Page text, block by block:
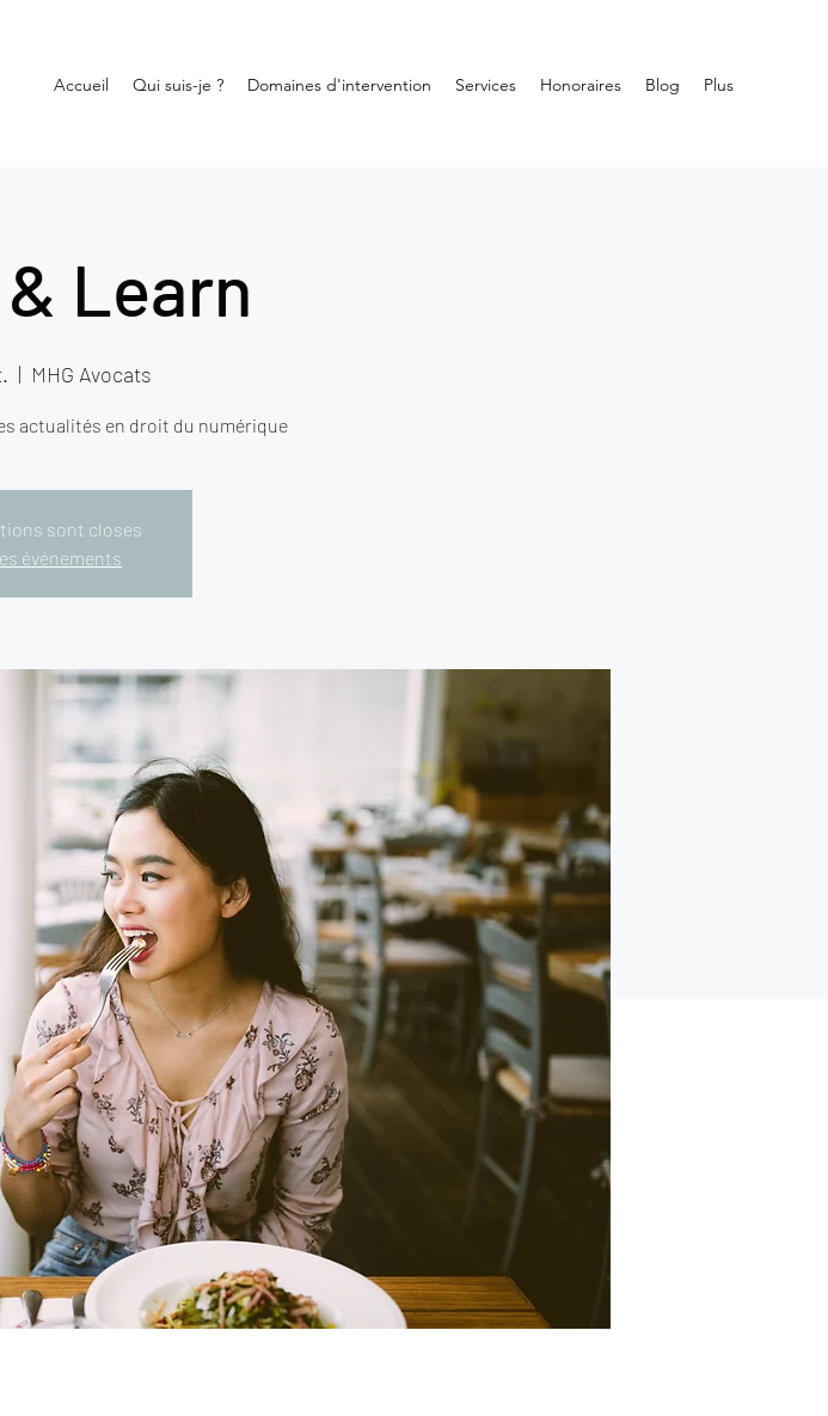
Accueil Qui suis-je ? Domaines d'intervention Services Honoraires Blog Plus
Learn
  |
MHG Avocats
actualités en droit du numérique
sont closes
événements